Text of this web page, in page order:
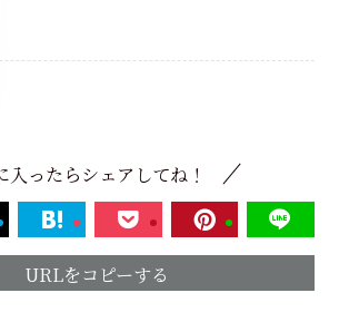
入ったらシェアしてね！
URLをコピーする